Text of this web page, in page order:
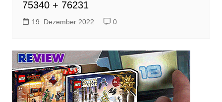
75340 + 76231
19. Dezember 2022 0